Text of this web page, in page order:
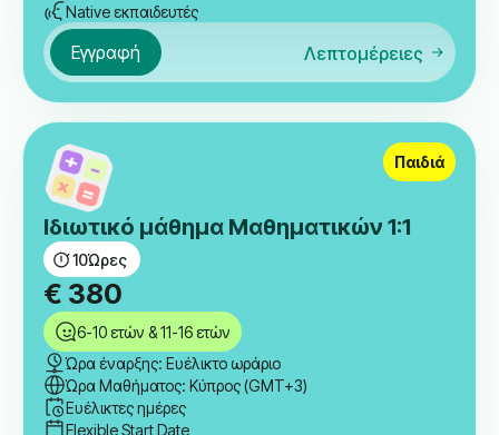
Native εκπαιδευτές
Εγγραφή Λεπτομέρειες
Ιδιωτικό μάθημα Μαθηματικών 1:1
10Ώρες
Παιδιά
€ 380
6-10 ετών & 11-16 ετών
Ώρα έναρξης: Ευέλικτο ωράριο
Ώρα Μαθήματος: Κύπρος (GMT+3)
Ευέλικτες ημέρες
Flexible Start Date